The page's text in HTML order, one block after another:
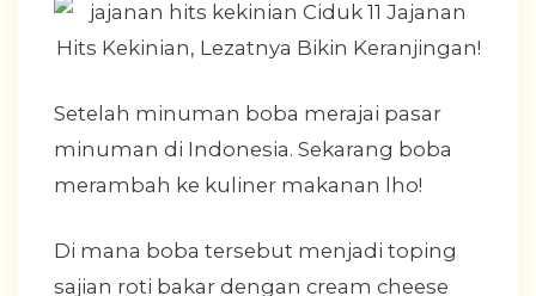
Setelah minuman boba merajai pasar
minuman di Indonesia. Sekarang boba
merambah ke kuliner makanan lho!
Di mana boba tersebut menjadi toping
sajian roti bakar dengan cream cheese